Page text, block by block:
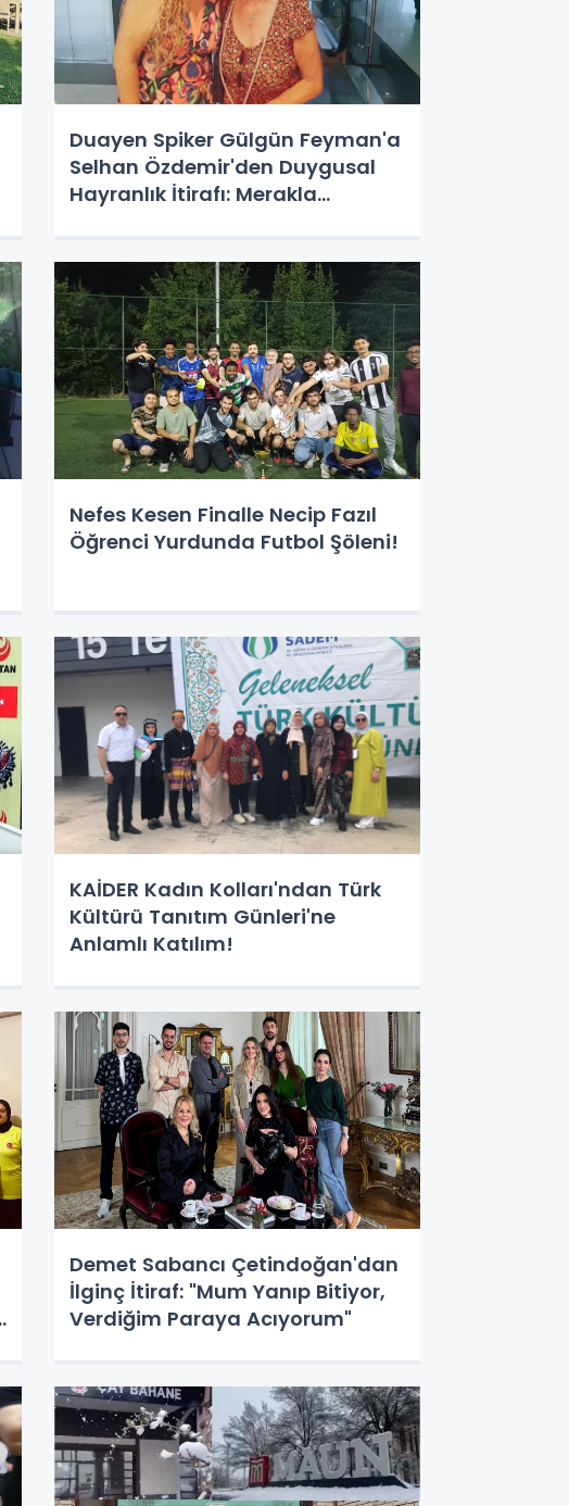
Duayen Spiker Gülgün Feyman'a
Selhan Özdemir'den Duygusal
Hayranlık İtirafı: Merakla
Nefes Kesen Finalle Necip Fazıl
Öğrenci Yurdunda Futbol Şöleni!
KAİDER Kadın Kolları'ndan Türk
Kültürü Tanıtım Günleri'ne
Anlamlı Katılım!
Demet Sabancı Çetindoğan'dan
İlginç İtiraf: "Mum Yanıp Bitiyor,
Verdiğim Paraya Acıyorum"